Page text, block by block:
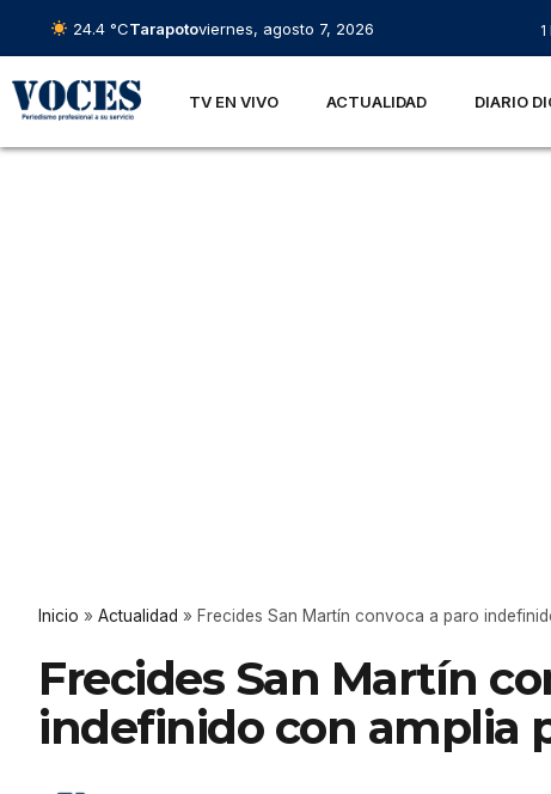
24.4 °CTarapotoviernes, agosto 7, 2026
TV EN VIVO ACTUALIDAD DIARIO
Inicio » Actualidad » Frecides San Martín convoca a paro
Frecides San Martín
indefinido con amplia